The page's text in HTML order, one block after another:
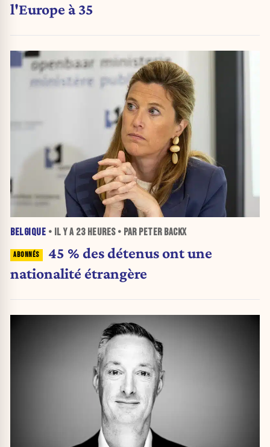
l'Europe à 35
BELGIQUE • IL Y A 23 HEURES• PAR PETER BACKX
45 % des détenus ont une
nationalité étrangère